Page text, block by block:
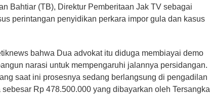
Bahtiar (TB), Direktur Pemberitaan Jak TV sebagai
perintangan penyidikan perkara impor gula dan kasus
bahwa Dua advokat itu diduga membiayai demo
narasi untuk mempengaruhi jalannya persidangan.
saat ini prosesnya sedang berlangsung di pengadilan
Rp 478.500.000 yang dibayarkan oleh Tersangka